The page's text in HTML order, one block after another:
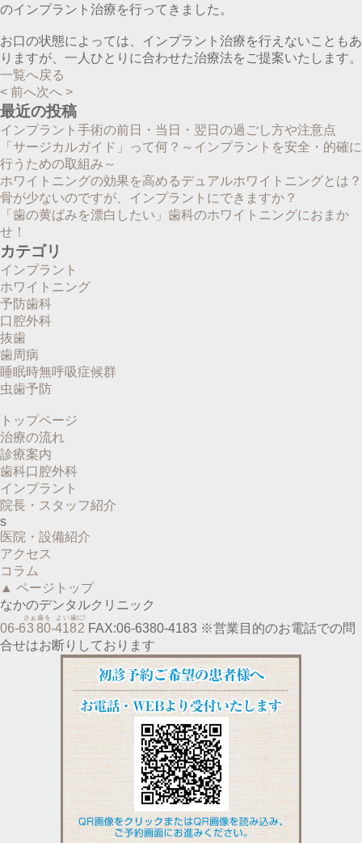
のインプラント治療を行ってきました。
お口の状態によっては、インプラント治療を行えないこともあ
りますが、一人ひとりに合わせた治療法をご提案いたします。
一覧へ戻る
< 前へ次へ >
最近の投稿
インプラント手術の前日・当日・翌日の過ごし方や注意点
「サージカルガイド」って何？～インプラントを安全・的確に
行うための取組み～
ホワイトニングの効果を高めるデュアルホワイトニングとは？
骨が少ないのですが、インプラントにできますか？
「歯の黄ばみを漂白したい」歯科のホワイトニングにおまか
せ！
カテゴリ
インプラント
ホワイトニング
予防歯科
口腔外科
抜歯
歯周病
睡眠時無呼吸症候群
虫歯予防
トップページ
治療の流れ
診療案内
歯科口腔外科
インプラント
院長・スタッフ紹介
s
医院・設備紹介
アクセス
コラム
▲ ページトップ
なかのデンタルクリニック
06-63
さぁ
8
歯
0
を
-4
よ
1
い
8
歯
2
に!
FAX:06-6380-4183 ※営業目的のお電話での問
合せはお断りしております